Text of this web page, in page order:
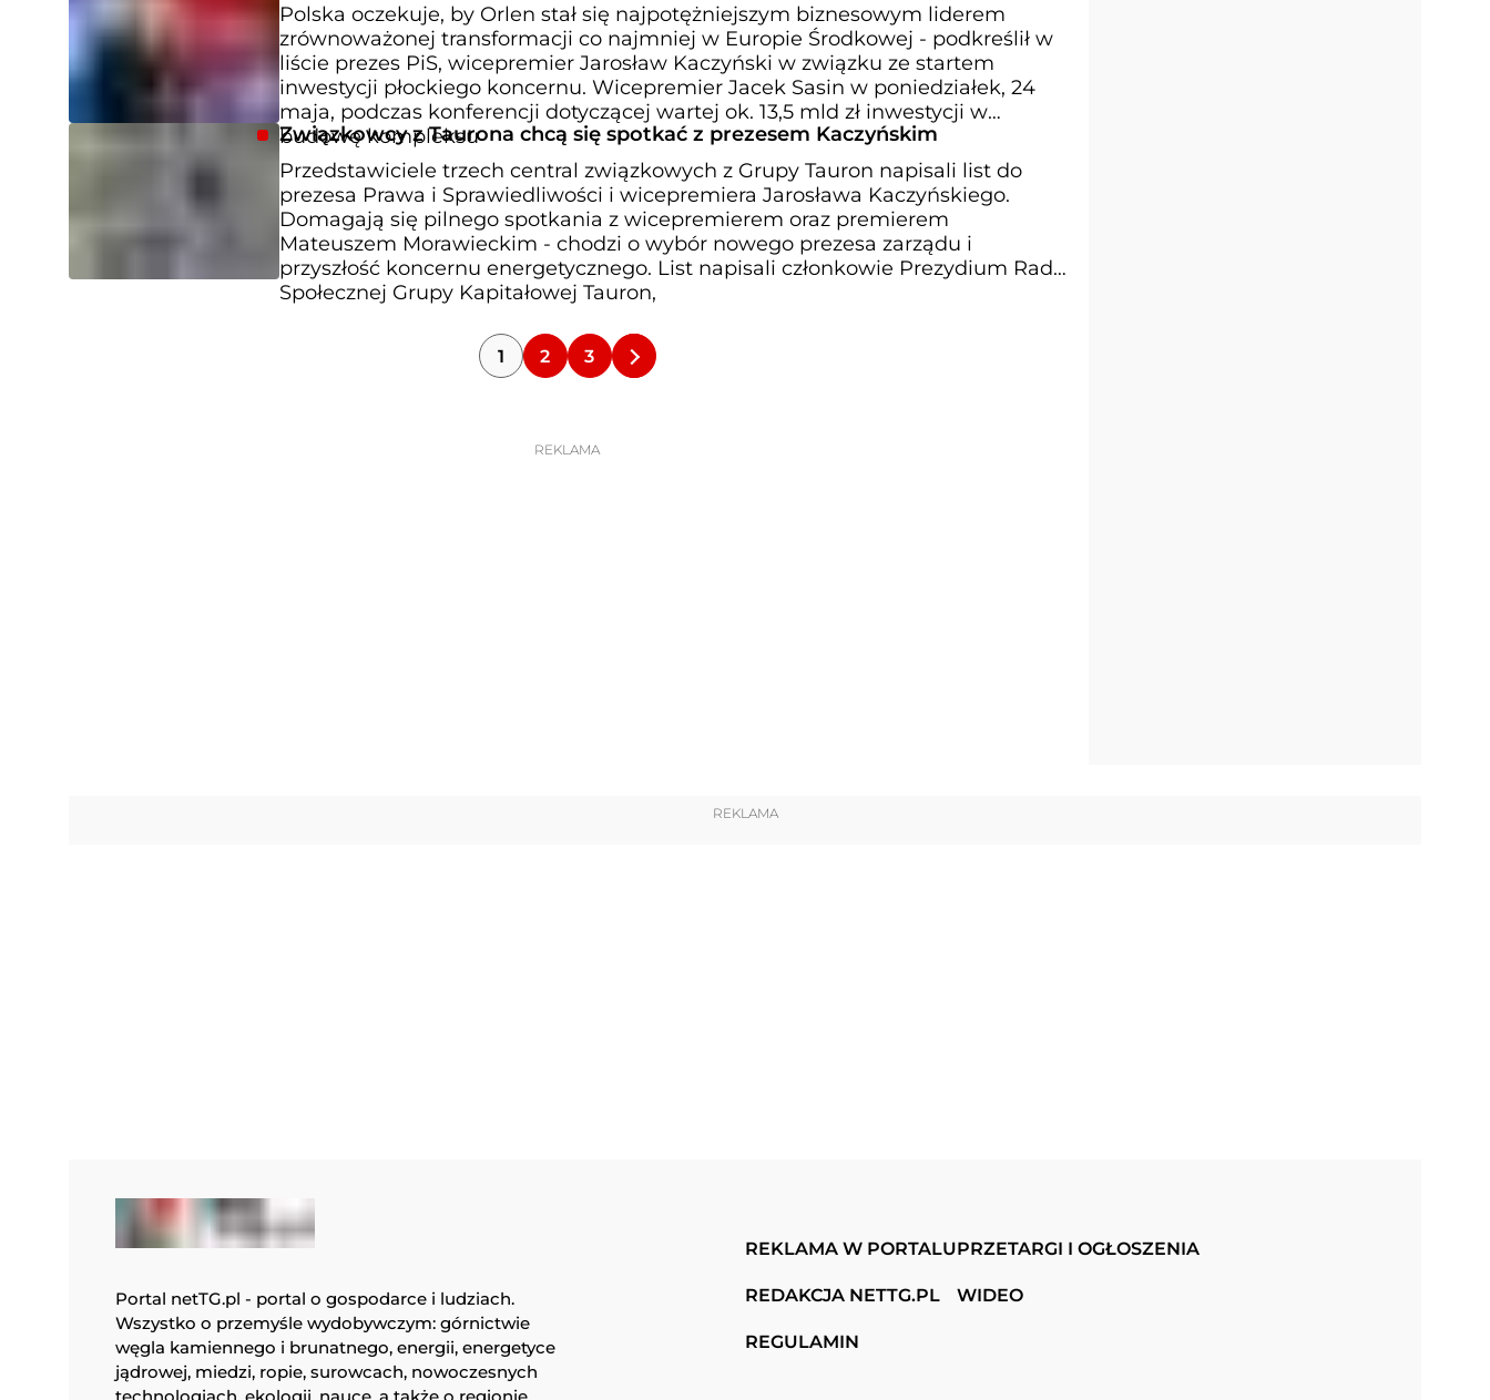
Polska oczekuje, by Orlen stał się najpotężniejszym biznesowym liderem
zrównoważonej transformacji co najmniej w Europie Środkowej - podkreślił w
liście prezes PiS, wicepremier Jarosław Kaczyński w związku ze startem
inwestycji płockiego koncernu. Wicepremier Jacek Sasin w poniedziałek, 24
maja, podczas konferencji dotyczącej wartej ok. 13,5 mld zł inwestycji w
budowę kompleksu
Związkowcy z Taurona chcą się spotkać z prezesem Kaczyńskim
Przedstawiciele trzech central związkowych z Grupy Tauron napisali list do
prezesa Prawa i Sprawiedliwości i wicepremiera Jarosława Kaczyńskiego.
Domagają się pilnego spotkania z wicepremierem oraz premierem
Mateuszem Morawieckim - chodzi o wybór nowego prezesa zarządu i
przyszłość koncernu energetycznego. List napisali członkowie Prezydium Rady
Społecznej Grupy Kapitałowej Tauron,
1 2 3
REKLAMA
REKLAMA
Portal netTG.pl - portal o gospodarce i ludziach.
Wszystko o przemyśle wydobywczym: górnictwie
węgla kamiennego i brunatnego, energii, energetyce
jądrowej, miedzi, ropie, surowcach, nowoczesnych
REKLAMA W PORTALU
REDAKCJA NETTG.PL
REGULAMIN
PRZETARGI I OGŁOSZENIA
WIDEO